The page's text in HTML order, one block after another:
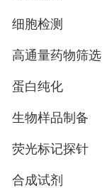
细胞检测
高通量药物筛选
蛋白纯化
生物样品制备
荧光标记探针
合成试剂